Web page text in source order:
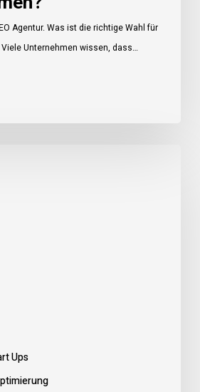
Agentur. Was ist die richtige Wahl für
Unternehmen wissen, dass…
Ups